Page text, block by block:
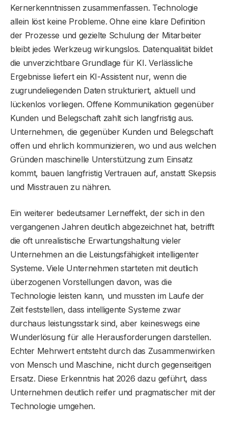
Kernerkenntnissen zusammenfassen. Technologie
allein löst keine Probleme. Ohne eine klare Definition
der Prozesse und gezielte Schulung der Mitarbeiter
bleibt jedes Werkzeug wirkungslos. Datenqualität bildet
die unverzichtbare Grundlage für KI. Verlässliche
Ergebnisse liefert ein KI-Assistent nur, wenn die
zugrundeliegenden Daten strukturiert, aktuell und
lückenlos vorliegen. Offene Kommunikation gegenüber
Kunden und Belegschaft zahlt sich langfristig aus.
Unternehmen, die gegenüber Kunden und Belegschaft
offen und ehrlich kommunizieren, wo und aus welchen
Gründen maschinelle Unterstützung zum Einsatz
kommt, bauen langfristig Vertrauen auf, anstatt Skepsis
und Misstrauen zu nähren.
Ein weiterer bedeutsamer Lerneffekt, der sich in den
vergangenen Jahren deutlich abgezeichnet hat, betrifft
die oft unrealistische Erwartungshaltung vieler
Unternehmen an die Leistungsfähigkeit intelligenter
Systeme. Viele Unternehmen starteten mit deutlich
überzogenen Vorstellungen davon, was die
Technologie leisten kann, und mussten im Laufe der
Zeit feststellen, dass intelligente Systeme zwar
durchaus leistungsstark sind, aber keineswegs eine
Wunderlösung für alle Herausforderungen darstellen.
Echter Mehrwert entsteht durch das Zusammenwirken
von Mensch und Maschine, nicht durch gegenseitigen
Ersatz. Diese Erkenntnis hat 2026 dazu geführt, dass
Unternehmen deutlich reifer und pragmatischer mit der
Technologie umgehen.